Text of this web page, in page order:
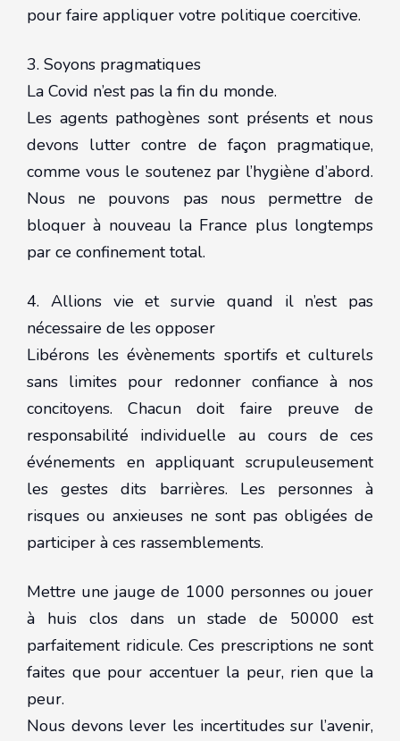
pour faire appliquer votre politique coercitive.
3. Soyons pragmatiques
La Covid n’est pas la fin du monde.
Les agents pathogènes sont présents et nous
devons lutter contre de façon pragmatique,
comme vous le soutenez par l’hygiène d’abord.
Nous ne pouvons pas nous permettre de
bloquer à nouveau la France plus longtemps
par ce confinement total.
4. Allions vie et survie quand il n’est pas
nécessaire de les opposer
Libérons les évènements sportifs et culturels
sans limites pour redonner confiance à nos
concitoyens. Chacun doit faire preuve de
responsabilité individuelle au cours de ces
événements en appliquant scrupuleusement
les gestes dits barrières. Les personnes à
risques ou anxieuses ne sont pas obligées de
participer à ces rassemblements.
Mettre une jauge de 1000 personnes ou jouer
à huis clos dans un stade de 50000 est
parfaitement ridicule. Ces prescriptions ne sont
faites que pour accentuer la peur, rien que la
peur.
Nous devons lever les incertitudes sur l’avenir,